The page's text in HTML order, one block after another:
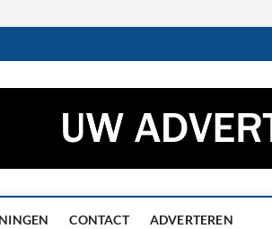
– Het laatste
CONTACT ADVERTEREN